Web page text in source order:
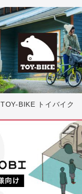
TOY-BIKE トイバイク